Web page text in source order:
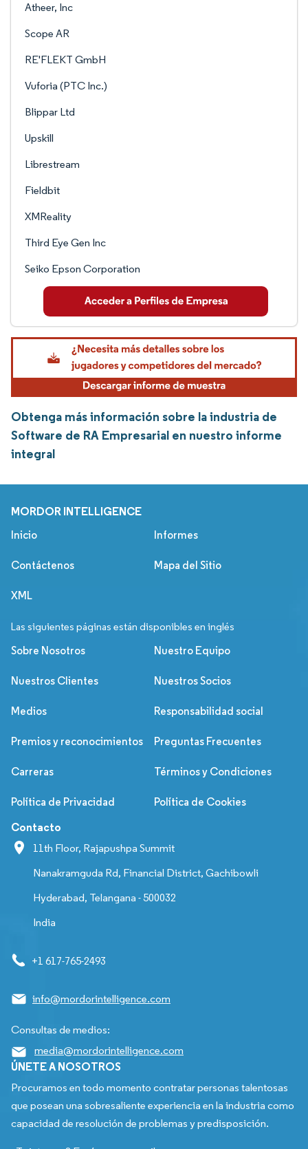
Atheer, Inc
Scope AR
RE'FLEKT GmbH
Vuforia (PTC Inc.)
Blippar Ltd
Upskill
Librestream
Fieldbit
XMReality
Third Eye Gen Inc
Seiko Epson Corporation
Obtenga más información sobre la industria de
Software de RA Empresarial en nuestro informe
integral
MORDOR INTELLIGENCE
Inicio Informes
Contáctenos Mapa del Sitio
XML
Las siguientes páginas están disponibles en inglés
Sobre Nosotros Nuestro Equipo
Nuestros Clientes Nuestros Socios
Medios Responsabilidad social
Premios y reconocimientos Preguntas Frecuentes
Carreras Términos y Condiciones
Política de Privacidad Política de Cookies
Contacto
11th Floor, Rajapushpa Summit
Nanakramguda Rd, Financial District, Gachibowli
Hyderabad, Telangana - 500032
India
+1 617-765-2493
info@mordorintelligence.com
Consultas de medios:
media@mordorintelligence.com
ÚNETE A NOSOTROS
Procuramos en todo momento contratar personas talentosas
que posean una sobresaliente experiencia en la industria como
capacidad de resolución de problemas y predisposición.